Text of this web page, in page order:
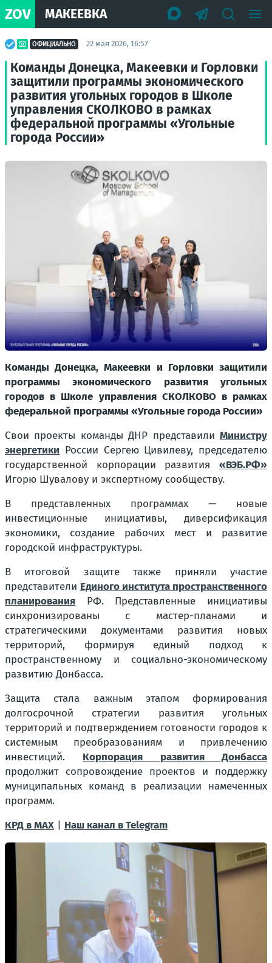
ZOV МАКЕЕВКА
ОФИЦИАЛЬНО 22 мая 2026, 16:57
Команды Донецка, Макеевки и Горловки
защитили программы экономического
развития угольных городов в Школе
управления СКОЛКОВО в рамках
федеральной программы «Угольные
города России»
Команды Донецка, Макеевки и Горловки защитили
программы экономического развития угольных
городов в Школе управления СКОЛКОВО в рамках
федеральной программы «Угольные города России»
Свои проекты команды ДНР представили Министру
энергетики России Сергею Цивилеву, председателю
государственной корпорации развития «ВЭБ.РФ»
Игорю Шувалову и экспертному сообществу.
В представленных программах — новые
инвестиционные инициативы, диверсификация
экономики, создание рабочих мест и развитие
городской инфраструктуры.
В итоговой защите также приняли участие
представители Единого института пространственного
планирования РФ. Представленные инициативы
синхронизированы с мастер-планами и
стратегическими документами развития новых
территорий, формируя единый подход к
пространственному и социально-экономическому
развитию Донбасса.
Защита стала важным этапом формирования
долгосрочной стратегии развития угольных
территорий и подтверждением готовности городов к
системным преобразованиям и привлечению
инвестиций. Корпорация развития Донбасса
продолжит сопровождение проектов и поддержку
муниципальных команд в реализации намеченных
программ.
КРД в МАХ | Наш канал в Telegram